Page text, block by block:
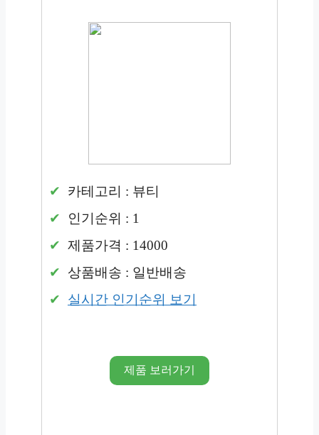
카테고리 : 뷰티
인기순위 : 1
제품가격 : 14000
상품배송 : 일반배송
실시간 인기순위 보기
제품 보러가기